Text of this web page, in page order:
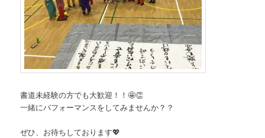
書道未経験の方でも大歓迎！！🤩👏
一緒にパフォーマンスをしてみませんか？？
ぜひ、お待ちしております💖